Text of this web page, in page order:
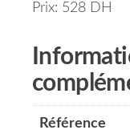
Prix: 528 DH
Référence